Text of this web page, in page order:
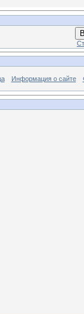
Информация о сайте